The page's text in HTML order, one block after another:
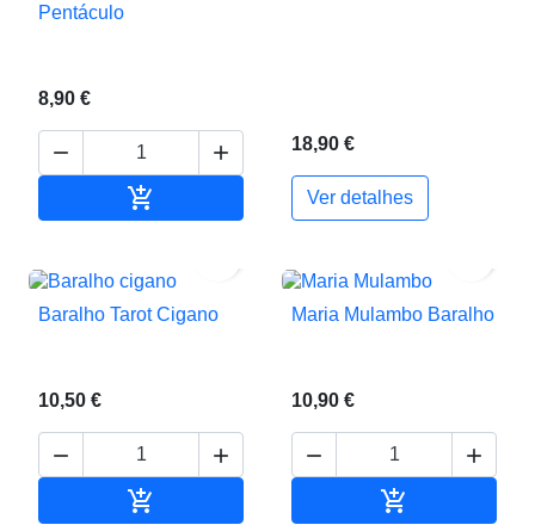
Pentáculo
8,90 €
 
 Adicionar ao carrinho
18,90 €
Ver detalhes
Baralho Tarot Cigano
10,50 €
 

Maria Mulambo Baralho
10,90 €
 
